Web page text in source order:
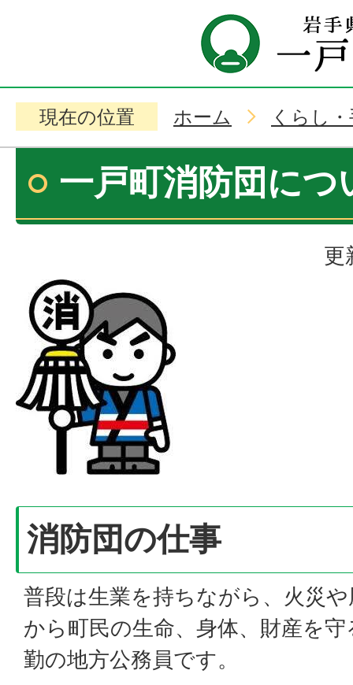
現在の位置 ホーム くらし
一戸町消防団につ
更
消防団の仕事
普段は生業を持ちながら、火災
から町民の生命、身体、財産を
勤の地方公務員です。